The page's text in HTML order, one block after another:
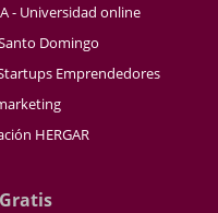
- Universidad online
Domingo
Emprendedores
HERGAR